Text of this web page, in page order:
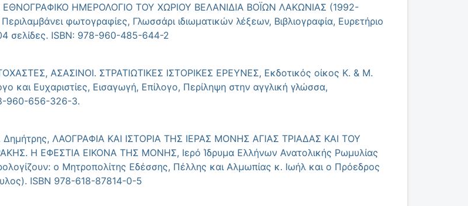
ΕΘΝΟΓΡΑΦΙΚΟ ΗΜΕΡΟΛΟΓΙΟ ΤΟΥ ΧΩΡΙΟΥ ΒΕΛΑΝΙΔΙΑ ΒΟΪΩΝ ΛΑΚΩΝΙΑΣ (1992-
φωτογραφίες, Γλωσσάρι ιδιωματικών λέξεων, Βιβλιογραφία, Ευρετήριο
σελίδες. ISBN: 978-960-485-644-2
ΑΣΑΣΙΝΟΙ. ΣΤΡΑΤΙΩΤΙΚΕΣ ΙΣΤΟΡΙΚΕΣ ΕΡΕΥΝΕΣ, Εκδοτικός οίκος Κ. & Μ.
Ευχαριστίες, Εισαγωγή, Επίλογο, Περίληψη στην αγγλική γλώσσα,
960-656-326-3.
Δημήτρης, ΛΑΟΓΡΑΦΙΑ ΚΑΙ ΙΣΤΟΡΙΑ ΤΗΣ ΙΕΡΑΣ ΜΟΝΗΣ ΑΓΙΑΣ ΤΡΙΑΔΑΣ ΚΑΙ ΤΟΥ
Η ΕΦΕΣΤΙΑ ΕΙΚΟΝΑ ΤΗΣ ΜΟΝΗΣ, Ιερό Ίδρυμα Ελλήνων Ανατολικής Ρωμυλίας
ο Μητροπολίτης Εδέσσης, Πέλλης και Αλμωπίας κ. Ιωήλ και ο Πρόεδρος
ISBN 978-618-87814-0-5